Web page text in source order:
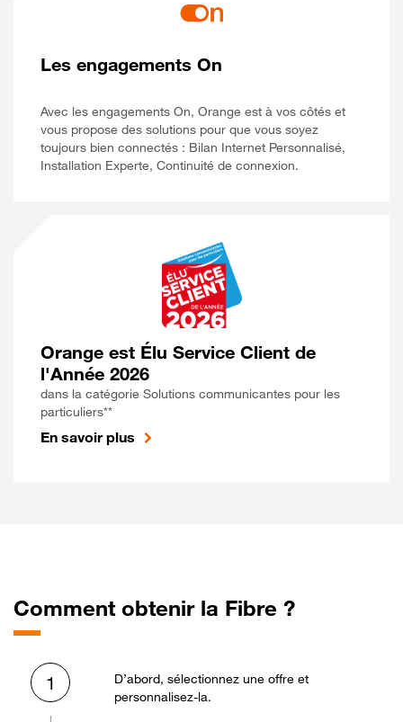
Les engagements On
Avec les engagements On, Orange est à vos côtés et
vous propose des solutions pour que vous soyez
toujours bien connectés : Bilan Internet Personnalisé,
Installation Experte, Continuité de connexion.
Orange est Élu Service Client de
l'Année 2026
dans la catégorie Solutions communicantes pour les
particuliers**
En savoir plus
Comment obtenir la Fibre ?
1
D’abord, sélectionnez une offre et
personnalisez-la.